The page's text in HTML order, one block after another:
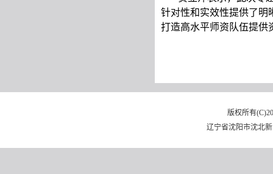
针对性和实效性提供了明
打造高水平师资队伍提供
版权所有
辽宁省沈阳市沈北